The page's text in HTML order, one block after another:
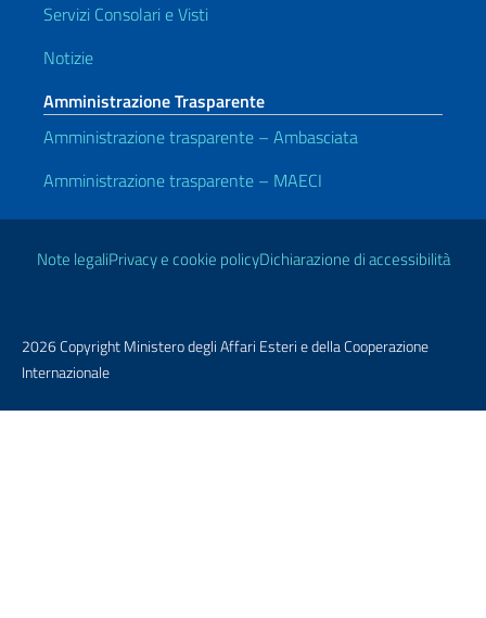
Servizi Consolari e Visti
Notizie
Amministrazione Trasparente
Amministrazione trasparente – Ambasciata
Amministrazione trasparente – MAECI
Link Utili
Note legaliPrivacy e cookie policyDichiarazione di accessibilità
2026 Copyright Ministero degli Affari Esteri e della Cooperazione
Internazionale